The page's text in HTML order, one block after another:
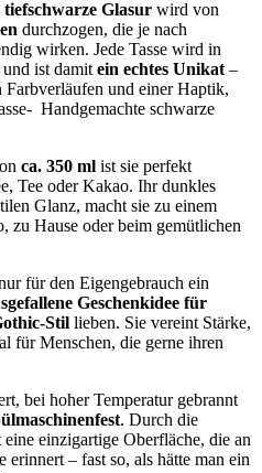
tiefschwarze Glasur wird von
durchzogen, die je nach
wirken. Jede Tasse wird in
ist damit ein echtes Unikat –
und einer Haptik,
Handgemachte schwarze
ca. 350 ml ist sie perfekt
Tee oder Kakao. Ihr dunkles
Glanz, macht sie zu einem
Hause oder beim gemütlichen
für den Eigengebrauch ein
Geschenkidee für
Stil lieben. Sie vereint Stärke,
für Menschen, die gerne ihren
bei hoher Temperatur gebrannt
. Durch die
einzigartige Oberfläche, die an
– fast so, als hätte man ein